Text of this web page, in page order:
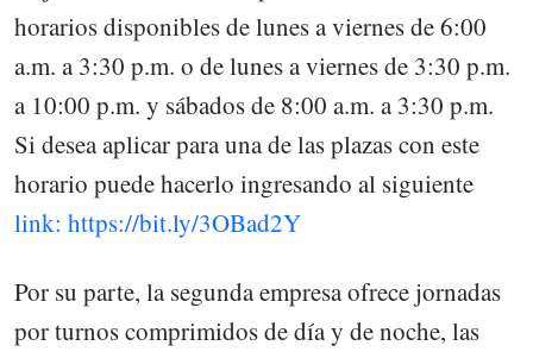
horarios disponibles de lunes a viernes de 6:00
a.m. a 3:30 p.m. o de lunes a viernes de 3:30 p.m.
a 10:00 p.m. y sábados de 8:00 a.m. a 3:30 p.m.
Si desea aplicar para una de las plazas con este
horario puede hacerlo ingresando al siguiente
link: https://bit.ly/3OBad2Y
Por su parte, la segunda empresa ofrece jornadas
por turnos comprimidos de día y de noche, las